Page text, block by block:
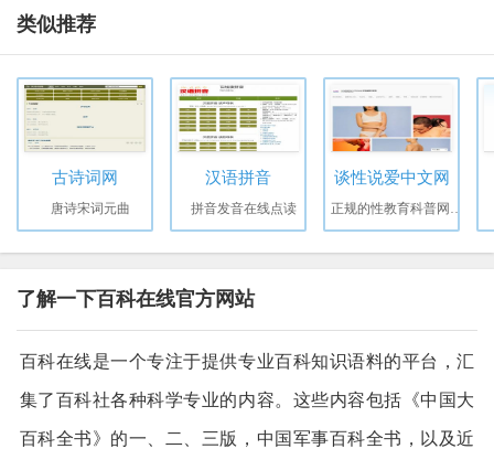
类似推荐
古诗词网
唐诗宋词元曲
汉语拼音
拼音发音在线点读
谈性说爱中文网
了解一下百科在线官方网站
百科在线是一个专注于提供专业百科知识语料的平台，汇
集了百科社各种科学专业的内容。这些内容包括《中国大
百科全书》的一、二、三版，中国军事百科全书，以及近